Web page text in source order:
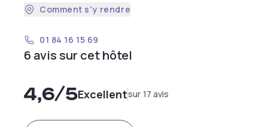
Comment s'y rendre
01 84 16 15 69
6 avis sur cet hôtel
4,6/5Excellentsur 17 avis